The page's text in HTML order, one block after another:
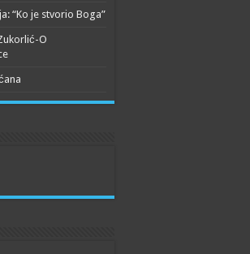
“Ko je stvorio Boga”
O